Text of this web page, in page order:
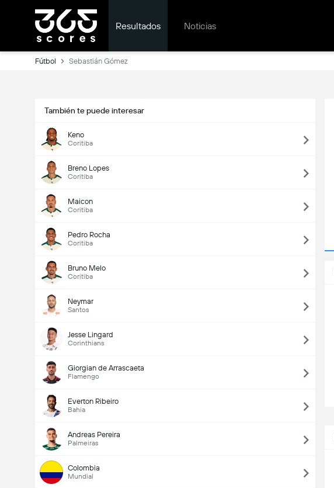
Resultados Noticias
Fútbol Sebastián Gómez
También te puede interesar
Keno
Coritiba
Breno Lopes
Coritiba
Maicon
Coritiba
Pedro Rocha
Coritiba
Bruno Melo
Coritiba
Neymar
Santos
Jesse Lingard
Corinthians
Giorgian de Arrascaeta
Flamengo
Everton Ribeiro
Bahia
Andreas Pereira
Palmeiras
Colombia
Mundial